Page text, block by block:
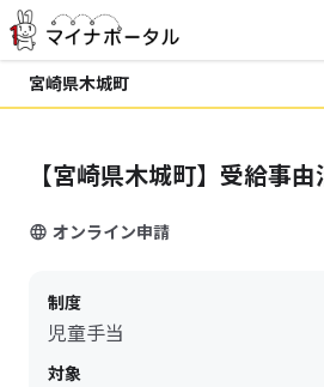
宮崎県木城町
【宮崎県木城町】受給事
オンライン申請
制度
児童手当
対象